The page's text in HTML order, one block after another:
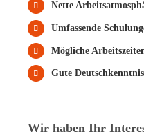
Nette
Umfassende
Mögliche
Gute
Wir haben Ihr